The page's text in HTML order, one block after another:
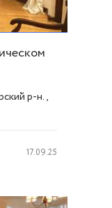
р-н.,
17.09.25